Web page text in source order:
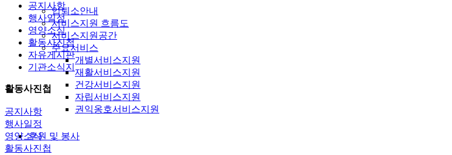
입퇴소안내
서비스지원 흐름도
서비스지원공간
주요서비스
개별서비스지원
재활서비스지원
건강서비스지원
자립서비스지원
권익옹호서비스지원
후원 및 봉사
공지사항
행사일정
영양소식
활동사진첩
자유게시판
기관소식지
활동사진첩
공지사항
행사일정
영양소식
활동사진첩